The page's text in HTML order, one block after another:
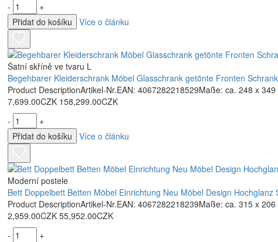
-
+
Přidat do košíku
Více o článku
Šatní skříně ve tvaru L
Begehbarer Kleiderschrank Möbel Glasschrank getönte Fronten
Product DescriptionArtikel-Nr.EAN: 4067282218529Maße: ca. 248 x
7,699.00CZK 158,299.00CZK
-
+
Přidat do košíku
Více o článku
Moderní postele
Bett Doppelbett Betten Möbel Einrichtung Neu Möbel Design Hochglanz
Product DescriptionArtikel-Nr.EAN: 4067282218239Maße: ca. 315 x
2,959.00CZK 55,952.00CZK
-
+